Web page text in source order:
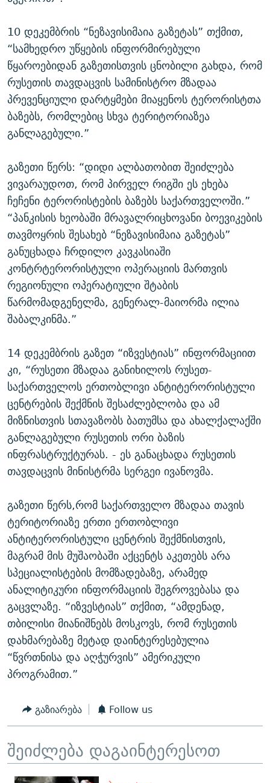
10 დეკემბრის “ნეზავისიმაია გაზეტას” თქმით,
“სამხედრო უწყების ინფორმირებული
წყაროებიდან გაზეთისთვის ცნობილი გახდა, რომ
რუსეთის თავდაცვის სამინისტრო მზადაა
პრევენციული დარტყმები მიაყენოს ტერორისტთა
ბაზებს, რომლებიც სხვა ტერიტორიაზეა
განლაგებული.”
გაზეთი წერს: “დიდი ალბათობით შეიძლება
ვივარაუდოთ, რომ პირველ რიგში ეს ეხება
ჩეჩენი ტერორისტების ბაზებს საქართველოში.”
“პანკისის ხეობაში მრავალრიცხოვანი ბოევიკების
თავმოყრის შესახებ “ნეზავისიმაია გაზეტას”
განუცხადა ჩრდილო კავკასიაში
კონტრტერორისტული ოპერაციის მართვის
რეგიონული ოპერატიული შტაბის
წარმომადგენელმა, გენერალ-მაიორმა ილია
შაბალკინმა.”
14 დეკემბრის გაზეთ “იზვესტიას” ინფორმაციით
კი, “რუსეთი მზადაა განიხილოს რუსეთ-
საქართველოს ერთობლივი ანტიტერორისტული
ცენტრების შექმნის შესაძლებლობა და ამ
მიზნისთვის სთავაზობს ბათუმსა და ახალქალაქში
განლაგებული რუსეთის ორი ბაზის
ინფრასტრუქტურას. - ეს განაცხადა რუსეთის
თავდაცვის მინისტრმა სერგეი ივანოვმა.
გაზეთი წერს,რომ საქართველო მზადაა თავის
ტერიტორიაზე ერთი ერთობლივი
ანტიტერორისტული ცენტრის შექმნისთვის,
მაგრამ მის მუშაობაში აქცენტს აკეთებს არა
სპეციალისტების მომზადებაზე, არამედ
ანალიტიკური ინფორმაციის შეგროვებასა და
გაცვლაზე. “იზვესტიას” თქმით, “ამდენად,
თბილისი მიანიშნებს მოსკოვს, რომ რუსეთის
დახმარებაზე მეტად დაინტერესებულია
“წვრთნისა და აღჭურვის” ამერიკული
პროგრამით.”
გაზიარება Follow us
შეიძლება დაგაინტერესოთ